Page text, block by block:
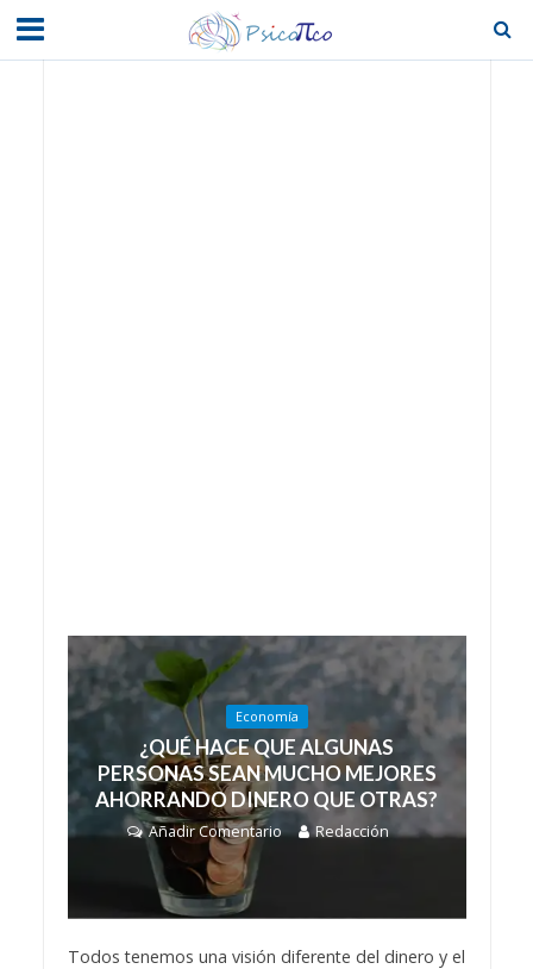
Economía
¿QUÉ HACE QUE ALGUNAS
PERSONAS SEAN MUCHO MEJORES
AHORRANDO DINERO QUE OTRAS?
Añadir Comentario Redacción
Todos tenemos una visión diferente del dinero y el